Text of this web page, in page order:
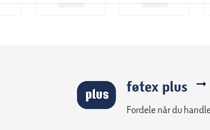
føtex plus
Fordele når du